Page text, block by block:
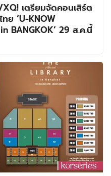
เตรียมจัดคอนเสิร์ต
ย ‘U-KNOW
BANGKOK’ 29 ส.ค.นี้